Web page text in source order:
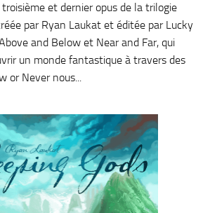
et dernier opus de la trilogie
par Ryan Laukat et éditée par Lucky
and Below et Near and Far, qui
un monde fantastique à travers des
or Never nous...